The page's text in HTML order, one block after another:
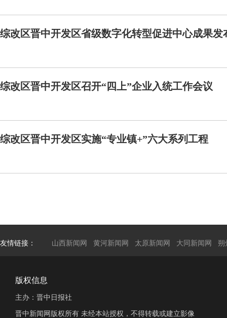
综改区晋中开发区省级数字化转型促进中心成果发
综改区晋中开发区召开“四上”企业入统工作会议
综改区晋中开发区实施“专业镇+”六大系列工程
友情链接： 山西新闻网 黄河新闻网 太原新闻网 大同新闻网 朔
版权信息
主办：晋中日报社
晋中新闻网版权所有 未经本站授权，不得转载或建立影像